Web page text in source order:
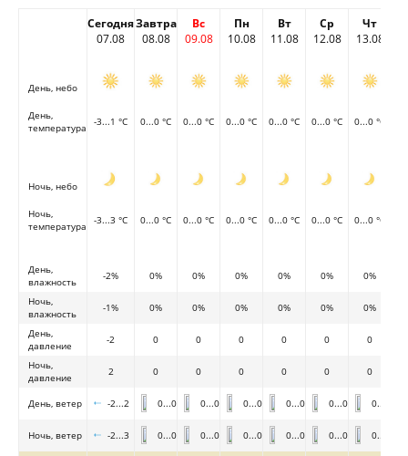
Сегодня
07.08
Завтра
08.08
Вс
09.08
Пн
10.08
Вт
11.08
Ср
12.08
Чт
13.08
День, небо
День,
температура
-3...1 °C 0...0 °C 0...0 °C 0...0 °C 0...0 °C 0...0 °C 0...0 °C
Ночь, небо
Ночь,
температура
-3...3 °C 0...0 °C 0...0 °C 0...0 °C 0...0 °C 0...0 °C 0...0 °C
День,
влажность
-2% 0% 0% 0% 0% 0%
0%
Ночь,
влажность
-1% 0% 0% 0% 0% 0%
0%
День,
давление
-2 0 0 0 0 0
0
Ночь,
давление
2 0 0 0 0 0 0
День, ветер -2...2 0...0 0...0 0...0 0...0 0...0 0...0
Ночь, ветер -2...3 0...0 0...0 0...0 0...0 0...0 0...0